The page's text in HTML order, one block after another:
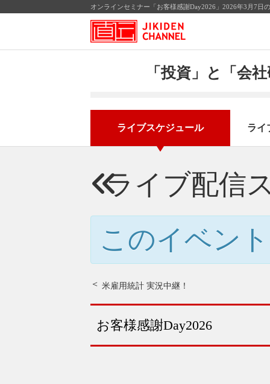
オンラインセミナー「お客様感謝Day2026」2026年3月7日
「投資」と「会
ライブスケジュール ライ
ライブ配信
このイベン
米雇用統計 実況中継！
お客様感謝Day2026